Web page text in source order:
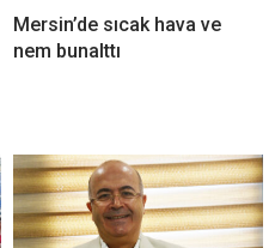
Mersin’de sıcak hava ve
nem bunalttı